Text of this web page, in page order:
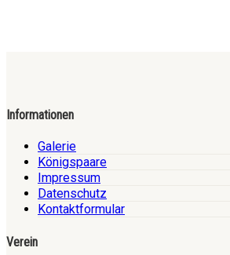
Informationen
Galerie
Königspaare
Impressum
Datenschutz
Kontaktformular
Verein